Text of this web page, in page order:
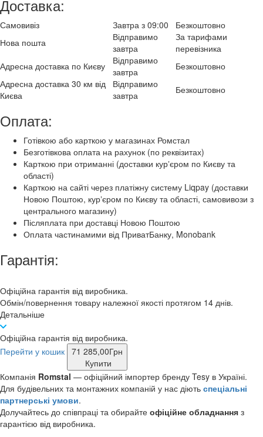
Доставка:
Самовивіз Завтра з 09:00
Безкоштовно
Нова пошта
Відправимо
завтра
За тарифами
перевізника
Адресна доставка по Києву
Відправимо
завтра
Безкоштовно
Адресна доставка 30 км від
Києва
Відправимо
завтра
Безкоштовно
Оплата:
Готівкою або карткою у магазинах Ромстал
Безготівкова оплата на рахунок (по реквізитах)
Карткою при отриманні (доставки курʼєром по Києву та
області)
Карткою на сайті через платіжну систему Liqpay (доставки
Новою Поштою, курʼєром по Києву та області, самовивози з
центрального магазину)
Післяплата при доставці Новою Поштою
Оплата частинамими від ПриватБанку, Monobank
Гарантія:
Офіційна гарантія від виробника.
Обмін/повернення товару належної якості протягом 14 днів.
Детальніше
Офіційна гарантія від виробника.
Перейти у кошик 71 285,00Грн
Купити
Компанія Romstal — офіційний імпортер бренду Tesy в Україні.
Для будівельних та монтажних компаній у нас діють спеціальні
партнерські умови.
Долучайтесь до співпраці та обирайте офіційне обладнання з
гарантією від виробника.